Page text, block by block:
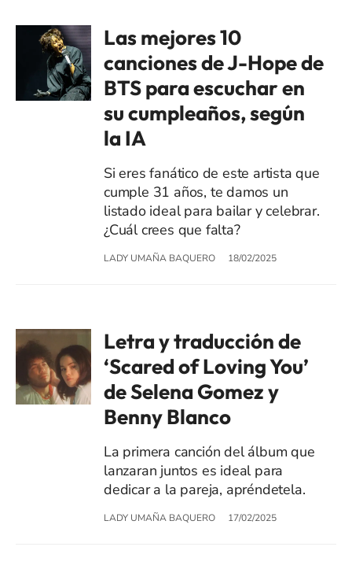
Las mejores 10
canciones de J-Hope de
BTS para escuchar en
su cumpleaños, según
la IA
Si eres fanático de este artista que
cumple 31 años, te damos un
listado ideal para bailar y celebrar.
¿Cuál crees que falta?
LADY UMAÑA BAQUERO 18/02/2025
Letra y traducción de
‘Scared of Loving You’
de Selena Gomez y
Benny Blanco
La primera canción del álbum que
lanzaran juntos es ideal para
dedicar a la pareja, apréndetela.
LADY UMAÑA BAQUERO 17/02/2025